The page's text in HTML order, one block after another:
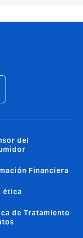
del
Financiera
ética
de Tratamiento